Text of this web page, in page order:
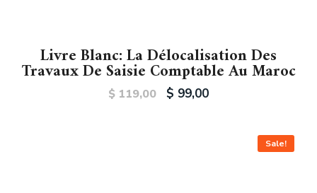
Livre Blanc: La Délocalisation Des
Travaux De Saisie Comptable Au Maroc
$ 119,00 $ 99,00
Sale!